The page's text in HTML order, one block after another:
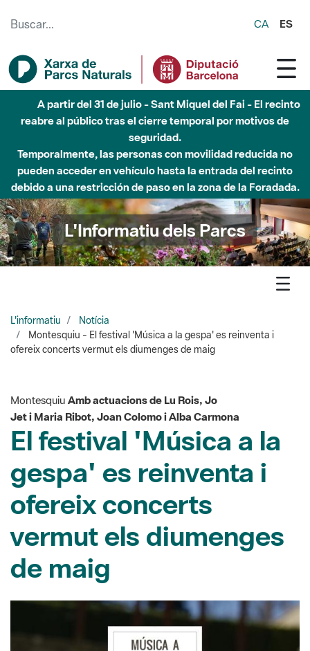
CA ES
Hasta diciembre de 2026 - Parque Fluvial Besós -
Afectaciones en el cauce del Parque Fluvial del Besòs debido
a obras de construcción de una pasarela sobre el río
L'Informatiu dels Parcs
L'informatiu
Notícia
MontesquiuAmb actuacions de Lu Rois, Jo
El festival 'Música a la
gespa' es reinventa i
ofereix concerts
vermut els diumenges
de maig